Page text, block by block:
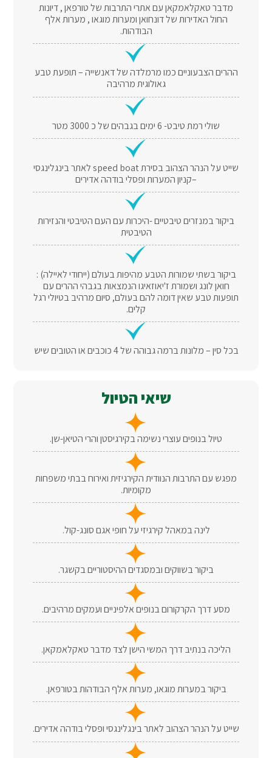
מדבר טאקלאמקאן עם אתרי התרבות של טורפאן , דיונות
החול האדירות של דונחואן ומערות מוגאו , מערות אלף
הבודהות.
ההרים הצבעוניים כמו מרמלדה של דאנשייה – תופעת טבע
גאולוגית מרהיבה
שולי רמת טיבט- 6 ימים בגבהים של כ 3000 מטר
שייט על הנהר הצהוב בסירת speed boat לאתר בינגלינגסי
–קניון המערות ופסלי בודהה אדירים
ביקור במנזרים טיבטיים -היכרות עם העם הטיבטי והנזירות
הטיבטית
ביקור בשתי שמורות הטבע מהיפות בעולם (ייחודי לאיילה) :
חואן לונג ושמורת ז'יאוזאיגו הנמצאות בגבהי ההרים עם
תופעות טבע שאין דומה להם בעולם, סיום מרהיב בטיולי רגל
קלים.
בכל סין – מלונות ברמה גבוהה של 4 כוכבים או הטובים שיש
שיאי הטיול
טיול בנופים עוצרי נשימה בקירגיסטן והרי הטיאן-שן.
מפגש עם התרבות הנוודית הקירגיזית ואירוח בבתי משפחות
מקומיות.
לינה במאהל קירגיזי על חופי אגם סונג-קול.
ביקור בשווקים ובמסגדים ההיסטוריים בקשגר.
מסע דרך הקרקורום בנופים אלפיניים ועמקים מרהיבים.
הליכה בנתיב דרך המשי הישן לצד מדבר טאקלאמקאן.
ביקור במערות מוגאו, מערות אלף הבודהות בטורפאן.
שייט על הנהר הצהוב לאתר בינגלינגסי ופסלי בודהה אדירים.